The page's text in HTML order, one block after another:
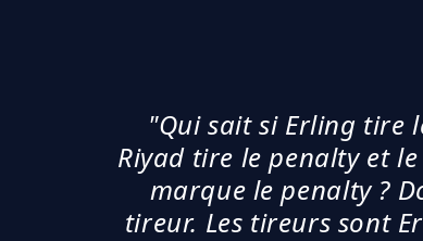
"Qui sait si Erling tire
Riyad tire le penalty et
marque le penalty ?
tireur. Les tireurs sont